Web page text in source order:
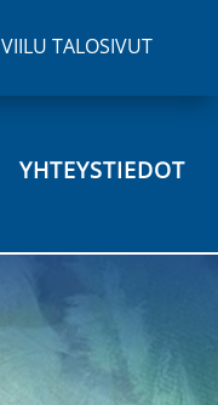
VIILU TALOSIVUT
YHTEYSTIEDOT